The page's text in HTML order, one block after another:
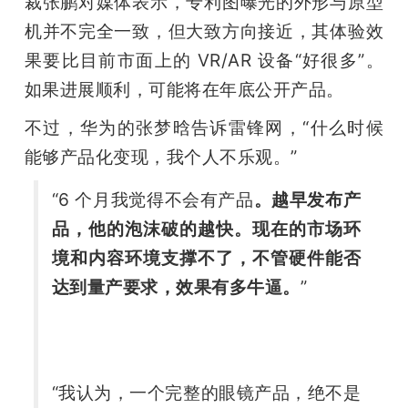
机并不完全一致，但大致方向接近，其体验效
果要比目前市面上的 VR/AR 设备“好很多”。
如果进展顺利，可能将在年底公开产品。
不过，华为的张梦晗告诉雷锋网，“什么时候
能够产品化变现，我个人不乐观。”
“6 个月我觉得不会有产品。越早发布产
品，他的泡沫破的越快。现在的市场环
境和内容环境支撑不了，不管硬件能否
达到量产要求，效果有多牛逼。 ”
“我认为，一个完整的眼镜产品，绝不是